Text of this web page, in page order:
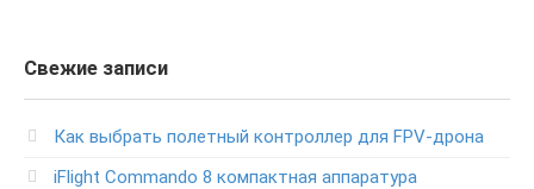
Свежие записи
Как выбрать полетный контроллер для FPV-дрона
iFlight Commando 8 компактная аппаратура